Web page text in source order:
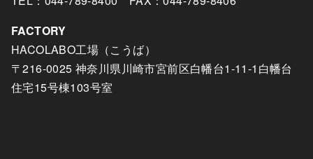
FACTORY
HACOLABO工場（こうば）
〒216-0025 神奈川県川崎市宮前区白幡台1-11-1白幡台
住宅15号棟103号室